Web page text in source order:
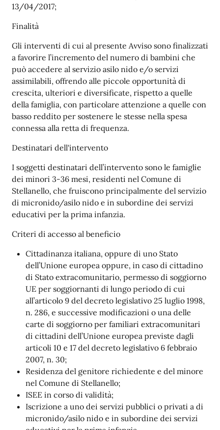
13/04/2017;
Finalità
Gli interventi di cui al presente Avviso sono finalizzati
a favorire l’incremento del numero di bambini che
può accedere al servizio asilo nido e/o servizi
assimilabili, offrendo alle piccole opportunità di
crescita, ulteriori e diversificate, rispetto a quelle
della famiglia, con particolare attenzione a quelle con
basso reddito per sostenere le stesse nella spesa
connessa alla retta di frequenza.
Destinatari dell'intervento
I soggetti destinatari dell’intervento sono le famiglie
dei minori 3-36 mesi, residenti nel Comune di
Stellanello, che fruiscono principalmente del servizio
di micronido/asilo nido e in subordine dei servizi
educativi per la prima infanzia.
Criteri di accesso al beneficio
Cittadinanza italiana, oppure di uno Stato
dell’Unione europea oppure, in caso di cittadino
di Stato extracomunitario, permesso di soggiorno
UE per soggiornanti di lungo periodo di cui
all’articolo 9 del decreto legislativo 25 luglio 1998,
n. 286, e successive modificazioni o una delle
carte di soggiorno per familiari extracomunitari
di cittadini dell’Unione europea previste dagli
articoli 10 e 17 del decreto legislativo 6 febbraio
2007, n. 30;
Residenza del genitore richiedente e del minore
nel Comune di Stellanello;
ISEE in corso di validità;
Iscrizione a uno dei servizi pubblici o privati a di
micronido/asilo nido e in subordine dei servizi